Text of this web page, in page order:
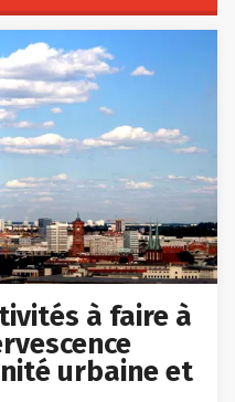
à faire à
urbaine et